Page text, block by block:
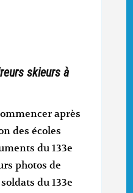
skieurs à
après
des écoles
du 133e
photos de
du 133e